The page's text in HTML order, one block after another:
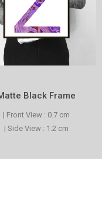
Black Frame
| Front View : 0.7 cm
| Side View : 1.2 cm